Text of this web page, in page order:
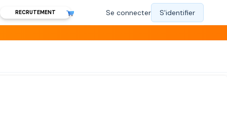
RECRUTEMENT